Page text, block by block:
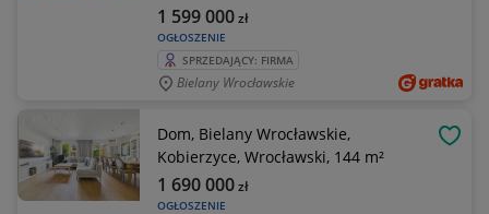
OGŁOSZENIE
1 599 000zł
SPRZEDAJĄCY: FIRMA
Bielany Wrocławskie
Dom, Bielany Wrocławskie,
Kobierzyce, Wrocławski, 144 m²
OGŁOSZENIE
1 690 000zł